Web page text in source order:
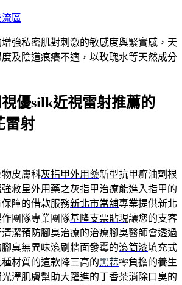
區
強私密肌對刺激的敏感度與緊實感，天
及陰道痕癢不適，以玫瑰水等天然成分
優silk近視雷射推薦的
雷射
皮膚科灰指甲外用藥新型抗甲癬油劑根
救星外用藥之灰指甲治療能進入指甲的
障的借款服務新北市當舖專業提供新北
團隊專業團隊基隆支票貼現讓您的支客
潔預防腳臭治療的治療腳臭醫師會透過
臭無異味滾刷牆面發霉的滾筒漆填充式
材質的這款降三高的黑蒜零負擔的養生
澤肌膚幫助大躍進的丁香茶消除口臭的